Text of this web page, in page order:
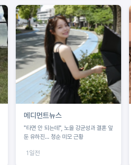
메디먼트뉴스
"타면 안 되는데", 노을 강균성과 결혼 앞
둔 유하진… 청순 미모 근황
1일전